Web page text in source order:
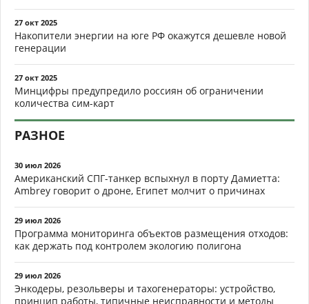
27 окт 2025
Накопители энергии на юге РФ окажутся дешевле новой
генерации
27 окт 2025
Минцифры предупредило россиян об ограничении
количества сим-карт
РАЗНОЕ
30 июл 2026
Американский СПГ-танкер вспыхнул в порту Дамиетта:
Ambrey говорит о дроне, Египет молчит о причинах
29 июл 2026
Программа мониторинга объектов размещения отходов:
как держать под контролем экологию полигона
29 июл 2026
Энкодеры, резольверы и тахогенераторы: устройство,
принцип работы, типичные неисправности и методы